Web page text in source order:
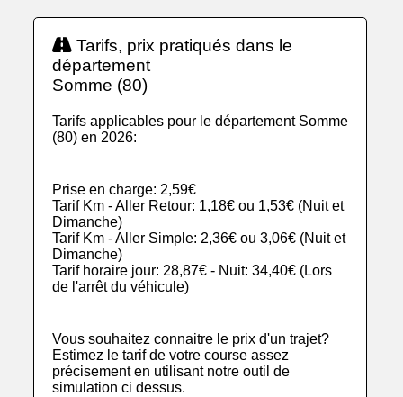
Tarifs, prix pratiqués dans le
département
Somme (80)
Tarifs applicables pour le département Somme
(80) en 2026:
Prise en charge: 2,59€
Tarif Km - Aller Retour: 1,18€ ou 1,53€ (Nuit et
Dimanche)
Tarif Km - Aller Simple: 2,36€ ou 3,06€ (Nuit et
Dimanche)
Tarif horaire jour: 28,87€ - Nuit: 34,40€ (Lors
de l'arrêt du véhicule)
Vous souhaitez connaitre le prix d'un trajet?
Estimez le tarif de votre course assez
précisement en utilisant notre outil de
simulation ci dessus.